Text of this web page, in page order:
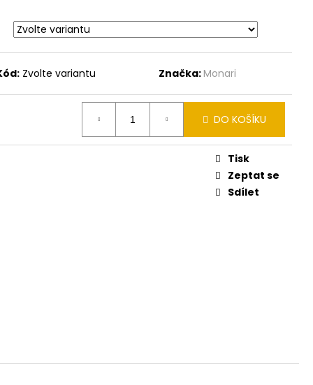
Zvolte variantu Značka:Monari
DO KOŠÍKU
Tisk
Zeptat se
Sdílet
VESTIČKA 809991